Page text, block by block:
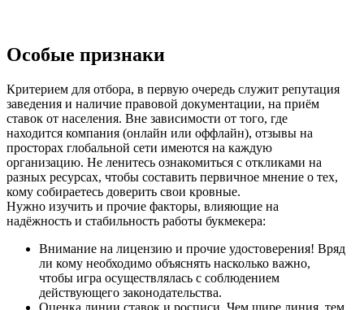
Особые признаки
Критерием для отбора, в первую очередь служит репутация
заведения и наличие правовой документации, на приём
ставок от населения. Вне зависимости от того, где
находится компания (онлайн или оффлайн), отзывы на
просторах глобальной сети имеются на каждую
организацию. Не ленитесь ознакомиться с откликами на
разных ресурсах, чтобы составить первичное мнение о тех,
кому собираетесь доверить свои кровные.
Нужно изучить и прочие факторы, влияющие на
надёжность и стабильность работы букмекера:
Внимание на лицензию и прочие удостоверения! Вряд
ли кому необходимо объяснять насколько важно,
чтобы игра осуществлялась с соблюдением
действующего законодательства.
Оценка линии ставок и росписи. Чем шире линия, тем